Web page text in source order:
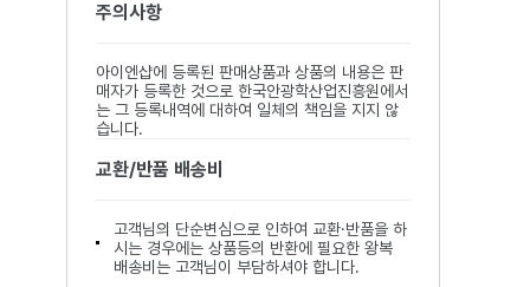
주의사항
아이엔샵에 등록된 판매상품과 상품의 내용은 판
매자가 등록한 것으로 한국안광학산업진흥원에서
는 그 등록내역에 대하여 일체의 책임을 지지 않
습니다.
교환/반품 배송비
고객님의 단순변심으로 인하여 교환·반품을 하
시는 경우에는 상품등의 반환에 필요한 왕복
배송비는 고객님이 부담하셔야 합니다.